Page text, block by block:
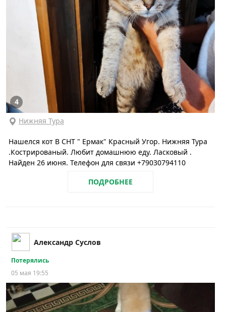
4
Нижняя Тура
Нашелся кот В СНТ " Ермак" Красный Угор. Нижняя Тура
.Кострированый. Любит домашнюю еду. Ласковый .
Найден 26 июня. Телефон для связи +79030794110
ПОДРОБНЕЕ
Александр Суслов
Потерялись
05 мая 19:55